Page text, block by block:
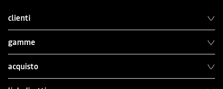
clienti
gamme
acquisto